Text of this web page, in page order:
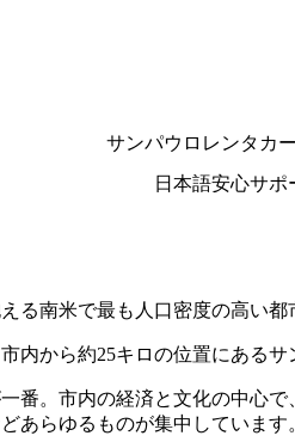
サンパウロレンタカ
日本語安心サポ
る南米で最も人口密度の高い都
から約25キロの位置にあるサ
。市内の経済と文化の中心で
あらゆるものが集中しています